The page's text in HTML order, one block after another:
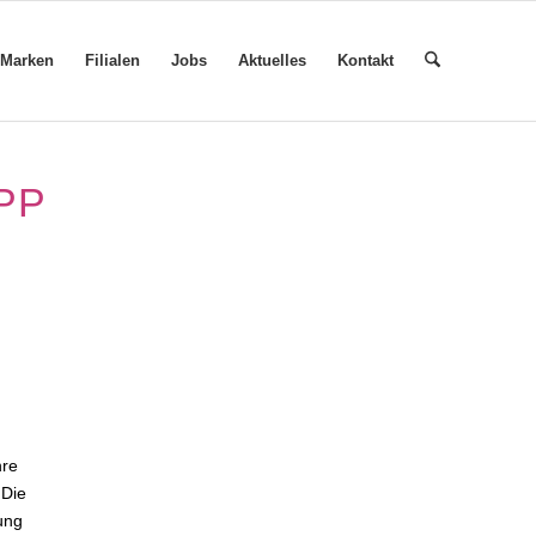
Marken Filialen Jobs Aktuelles Kontakt